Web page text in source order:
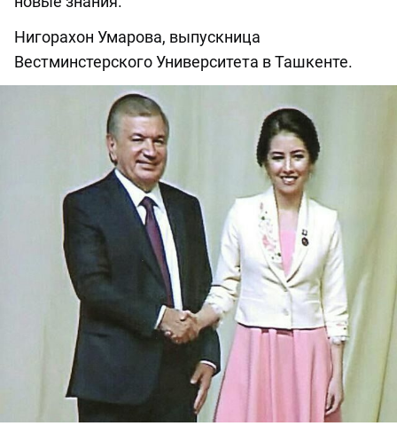
Нигорахон Умарова, выпускница
Вестминстерского Университета в Ташкенте.